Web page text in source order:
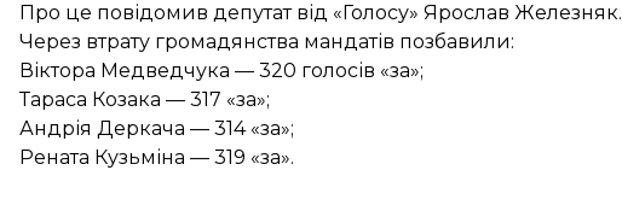
Про це повідомив депутат від «Голосу» Ярослав Железняк.
Через втрату громадянства мандатів позбавили:
Віктора Медведчука — 320 голосів «за»;
Тараса Козака — 317 «за»;
Андрія Деркача — 314 «за»;
Рената Кузьміна — 319 «за».